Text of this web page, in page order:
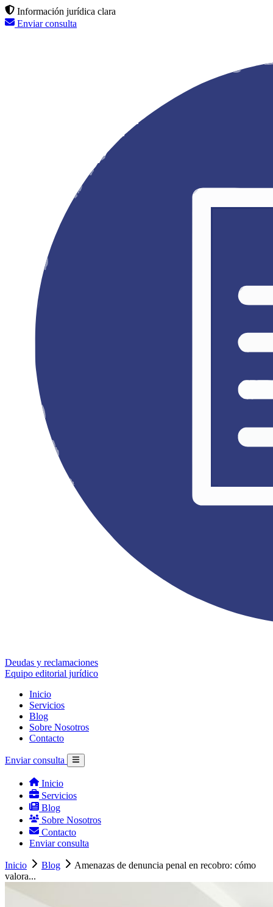
Información jurídica clara
Enviar consulta
Deudas y reclamaciones
Equipo editorial jurídico
Inicio
Servicios
Blog
Sobre Nosotros
Contacto
Enviar consulta
Inicio
Servicios
Blog
Sobre Nosotros
Contacto
Enviar consulta
Inicio Blog
Amenazas de denuncia penal en recobro: cómo
valora...